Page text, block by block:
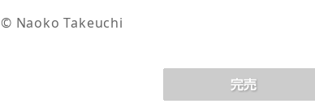
© Naoko Takeuchi